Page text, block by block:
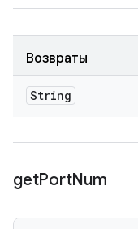
Возвраты
String
getPortNum